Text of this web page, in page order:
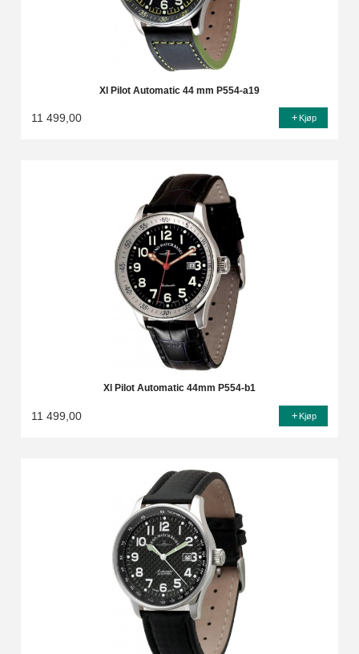
Xl Pilot Automatic 44 mm P554-a19
11 499,00 Kjøp
Xl Pilot Automatic 44mm P554-b1
11 499,00 Kjøp